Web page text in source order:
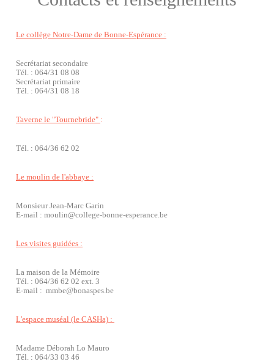
Le collège Notre-Dame de Bonne-Espérance :
Secrétariat secondaire
Tél. : 064/31 08 08
Secrétariat primaire
Tél. : 064/31 08 18
Taverne le "Tournebride" :
Tél. : 064/36 62 02
Le moulin de l'abbaye :
Monsieur Jean-Marc Garin
E-mail : moulin@college-bonne-esperance.be
Les visites guidées :
La maison de la Mémoire
Tél. : 064/36 62 02 ext. 3
E-mail : mmbe@bonaspes.be
L'espace muséal (le CASHa) :
Madame Déborah Lo Mauro
Tél. : 064/33 03 46